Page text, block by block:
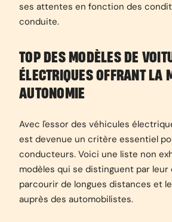
ses attentes en fonction des
conduite.
TOP DES MODÈLES DE
ÉLECTRIQUES OFFRANT LA
AUTONOMIE
Avec l'essor des véhicules
est devenue un critère essentiel
conducteurs. Voici une liste non
modèles qui se distinguent par leur
parcourir de longues distances et
auprès des automobilistes.